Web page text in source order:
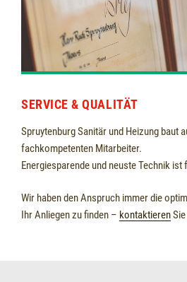
SERVICE & QUALITÄT
Spruytenburg Sanitär und Heizung baut
fachkompetenten Mitarbeiter.
Energiesparende und neuste Technik
Wir haben den Anspruch immer die
Ihr Anliegen zu finden – kontaktieren